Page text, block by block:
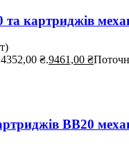
та картриджів
₴.9461,00 ₴
BB20